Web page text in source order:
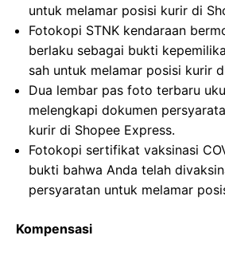
untuk melamar posisi kurir di
Fotokopi STNK kendaraan
berlaku sebagai bukti
sah untuk melamar posisi kurir
Dua lembar pas foto terbaru
melengkapi dokumen
kurir di Shopee Express.
Fotokopi sertifikat vaksinasi
bukti bahwa Anda telah
persyaratan untuk melamar
Kompensasi